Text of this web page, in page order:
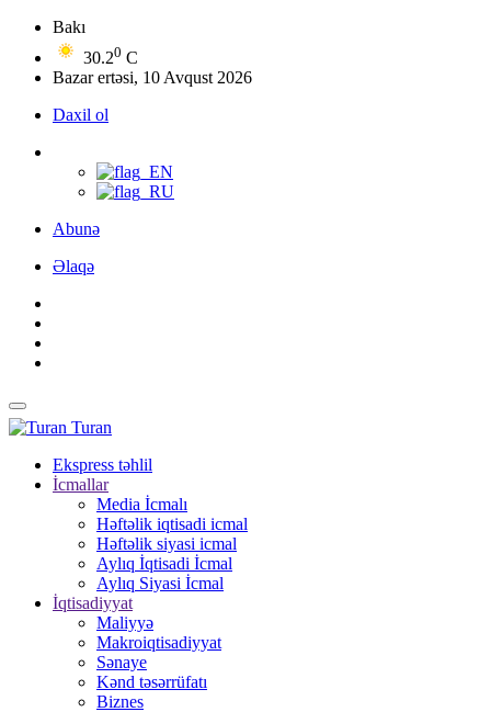
Bakı
30.20 C
Bazar ertəsi, 10 Avqust 2026
Daxil ol
Abunə
Əlaqə
Turan
Ekspress təhlil
İcmallar
Media İcmalı
Həftəlik iqtisadi icmal
Həftəlik siyasi icmal
Aylıq İqtisadi İcmal
Aylıq Siyasi İcmal
İqtisadiyyat
Maliyyə
Makroiqtisadiyyat
Sənaye
Kənd təsərrüfatı
Biznes